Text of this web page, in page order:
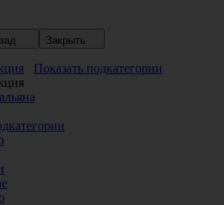
Закрыть
Показать подкатегории